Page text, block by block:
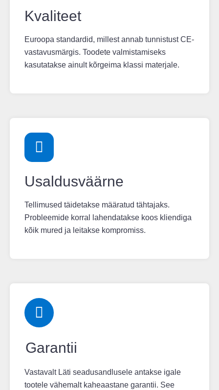
Kvaliteet
Euroopa standardid, millest annab tunnistust CE-
vastavusmärgis. Toodete valmistamiseks
kasutatakse ainult kõrgeima klassi materjale.
Usaldusväärne
Tellimused täidetakse määratud tähtajaks.
Probleemide korral lahendatakse koos kliendiga
kõik mured ja leitakse kompromiss.
Garantii
Vastavalt Läti seadusandlusele antakse igale
tootele vähemalt kaheaastane garantii. See